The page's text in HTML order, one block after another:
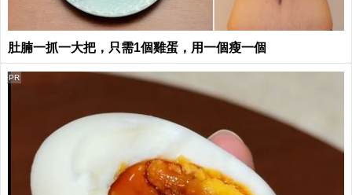
肚腩一抓一大把，只需1個雞蛋，用一個瘦一個
PR